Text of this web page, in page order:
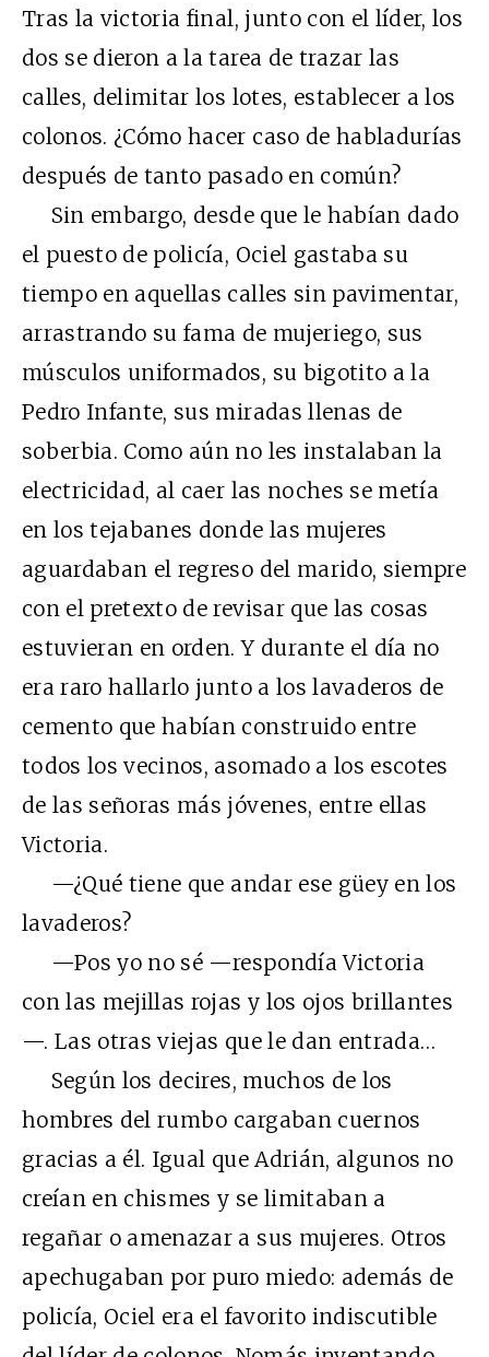
Tras la victoria final, junto con el líder, los
dos se dieron a la tarea de trazar las
calles, delimitar los lotes, establecer a los
colonos. ¿Cómo hacer caso de habladurías
después de tanto pasado en común?
Sin embargo, desde que le habían dado
el puesto de policía, Ociel gastaba su
tiempo en aquellas calles sin pavimentar,
arrastrando su fama de mujeriego, sus
músculos uniformados, su bigotito a la
Pedro Infante, sus miradas llenas de
soberbia. Como aún no les instalaban la
electricidad, al caer las noches se metía
en los tejabanes donde las mujeres
aguardaban el regreso del marido, siempre
con el pretexto de revisar que las cosas
estuvieran en orden. Y durante el día no
era raro hallarlo junto a los lavaderos de
cemento que habían construido entre
todos los vecinos, asomado a los escotes
de las señoras más jóvenes, entre ellas
Victoria.
—¿Qué tiene que andar ese güey en los
lavaderos?
—Pos yo no sé —respondía Victoria
con las mejillas rojas y los ojos brillantes
—. Las otras viejas que le dan entrada…
Según los decires, muchos de los
hombres del rumbo cargaban cuernos
gracias a él. Igual que Adrián, algunos no
creían en chismes y se limitaban a
regañar o amenazar a sus mujeres. Otros
apechugaban por puro miedo: además de
policía, Ociel era el favorito indiscutible